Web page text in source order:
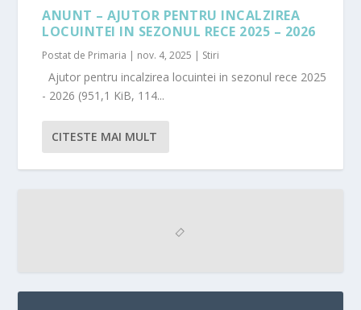
ANUNT – AJUTOR PENTRU INCALZIREA
LOCUINTEI IN SEZONUL RECE 2025 – 2026
Postat de Primaria | nov. 4, 2025 | Stiri
Ajutor pentru incalzirea locuintei in sezonul rece 2025
- 2026 (951,1 KiB, 114...
CITESTE MAI MULT